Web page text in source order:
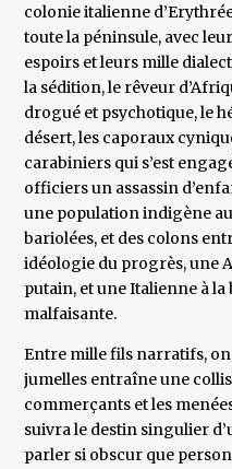
colonie italienne
toute la péninsule, avec
espoirs et leurs mille
la sédition, le rêveur
drogué et psychotique, le
désert, les caporaux
carabiniers qui s’est
officiers un assassin
une population indigène
bariolées, et des colons
idéologie du progrès, une
putain, et une Italienne à
malfaisante.
Entre mille fils narratifs,
jumelles entraîne une
commerçants et les
suivra le destin singulier
parler si obscur que